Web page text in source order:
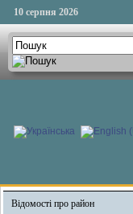
10 серпня 2026
Відомості про район